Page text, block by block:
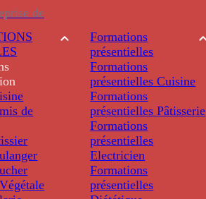
de
de
Formations
présentielles
Formations
présentielles Cuisine
Formations
présentielles Pâtisserie
Formations
présentielles
Electricien
Formations
présentielles